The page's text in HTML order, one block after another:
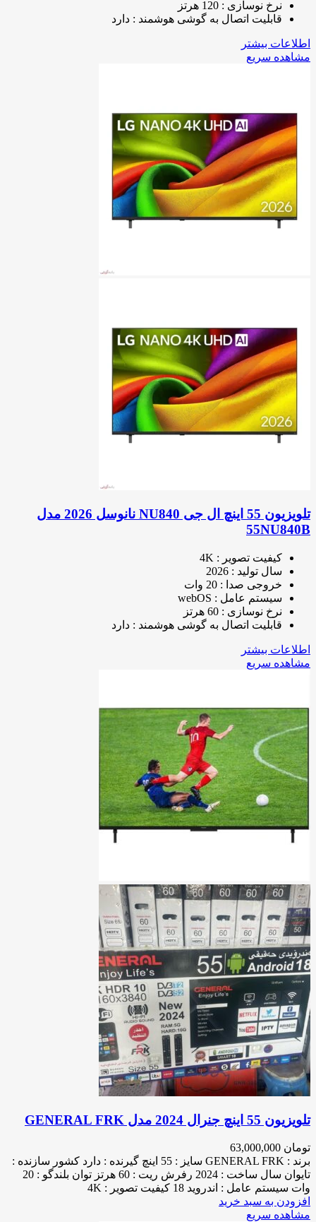
نرخ نوسازی : 120 هرتز
قابلیت اتصال به گوشی هوشمند : دارد
اطلاعات بیشتر
مشاهده سریع
تلویزیون 55 اینچ ال جی NU840 نانوسل 2026 مدل
55NU840B
کیفیت تصویر : 4K
سال تولید : 2026
خروجی صدا : 20 وات
سیستم عامل : webOS
نرخ نوسازی : 60 هرتز
قابلیت اتصال به گوشی هوشمند : دارد
اطلاعات بیشتر
مشاهده سریع
تلویزیون 55 اینچ جنرال 2024 مدل GENERAL FRK
تومان
برند : GENERAL FRK سایز : 55 اینچ گیرنده : دارد کشور سازنده :
تایوان سال ساخت : 2024 رفرش ریت : 60 هرتز توان بلندگو : 20
وات سیستم عامل : اندروید 18 کیفیت تصویر : 4K
افزودن به سبد خرید
مشاهده سریع